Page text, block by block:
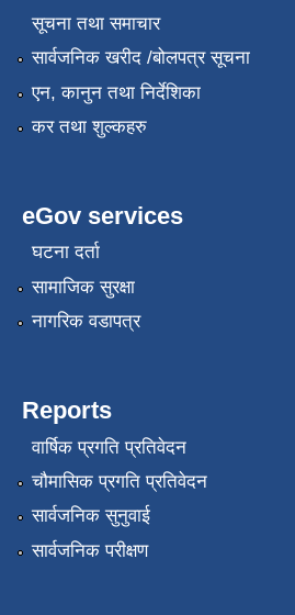
सूचना तथा समाचार
सार्वजनिक खरीद /बोलपत्र सूचना
एन, कानुन तथा निर्देशिका
कर तथा शुल्कहरु
eGov services
घटना दर्ता
सामाजिक सुरक्षा
नागरिक वडापत्र
Reports
वार्षिक प्रगति प्रतिवेदन
चौमासिक प्रगति प्रतिवेदन
सार्वजनिक सुनुवाई
सार्वजनिक परीक्षण